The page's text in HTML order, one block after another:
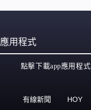
應用程式
點擊下載app應用程式
有線新聞 HOY